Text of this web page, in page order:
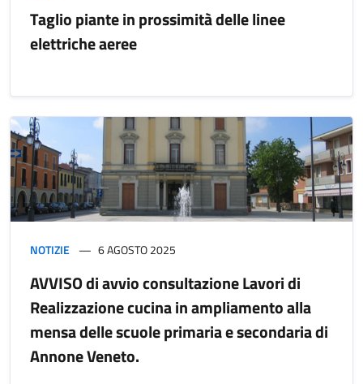
Taglio piante in prossimità delle linee
elettriche aeree
NOTIZIE 6 AGOSTO 2025
AVVISO di avvio consultazione Lavori di
Realizzazione cucina in ampliamento alla
mensa delle scuole primaria e secondaria di
Annone Veneto.